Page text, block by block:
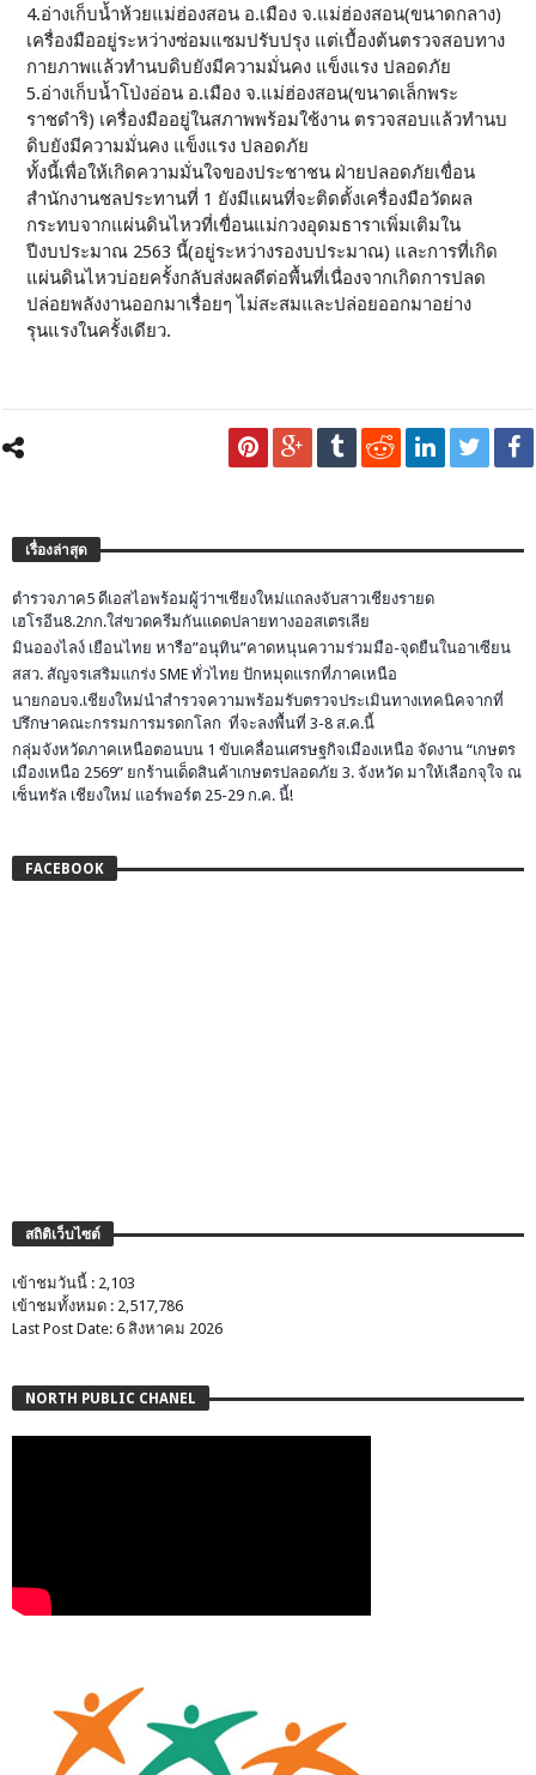
4.อ่างเก็บน้ำห้วยแม่ฮ่องสอน อ.เมือง จ.แม่ฮ่องสอน(ขนาดกลาง)
เครื่องมืออยู่ระหว่างซ่อมแซมปรับปรุง แต่เบื้องต้นตรวจสอบทาง
กายภาพแล้วทำนบดิบยังมีความมั่นคง แข็งแรง ปลอดภัย
5.อ่างเก็บน้ำโป่งอ่อน อ.เมือง จ.แม่ฮ่องสอน(ขนาดเล็กพระ
ราชดำริ) เครื่องมืออยู่ในสภาพพร้อมใช้งาน ตรวจสอบแล้วทำนบ
ดิบยังมีความมั่นคง แข็งแรง ปลอดภัย
ทั้งนี้เพื่อให้เกิดความมั่นใจของประชาชน ฝ่ายปลอดภัยเขื่อน
สำนักงานชลประทานที่ 1 ยังมีแผนที่จะติดตั้งเครื่องมือวัดผล
กระทบจากแผ่นดินไหวที่เขื่อนแม่กวงอุดมธาราเพิ่มเติมใน
ปีงบประมาณ 2563 นี้(อยู่ระหว่างรองบประมาณ) และการที่เกิด
แผ่นดินไหวบ่อยครั้งกลับส่งผลดีต่อพื้นที่เนื่องจากเกิดการปลด
ปล่อยพลังงานออกมาเรื่อยๆ ไม่สะสมและปล่อยออกมาอย่าง
รุนแรงในครั้งเดียว.
เรื่องล่าสุด
ตำรวจภาค5 ดีเอสไอพร้อมผู้ว่าฯเชียงใหม่แถลงจับสาวเชียงรายด
เฮโรอีน8.2กก.ใส่ขวดครีมกันแดดปลายทางออสเตรเลีย
มินอองไลง์ เยือนไทย หารือ”อนุทิน”คาดหนุนความร่วมมือ-จุดยืนในอาเซียน
สสว. สัญจรเสริมแกร่ง SME ทั่วไทย ปักหมุดแรกที่ภาคเหนือ
นายกอบจ.เชียงใหม่นำสำรวจความพร้อมรับตรวจประเมินทางเทคนิคจากที่
ปรึกษาคณะกรรมการมรดกโลก ที่จะลงพื้นที่ 3-8 ส.ค.นี้
กลุ่มจังหวัดภาคเหนือตอนบน 1 ขับเคลื่อนเศรษฐกิจเมืองเหนือ จัดงาน “เกษตร
เมืองเหนือ 2569” ยกร้านเด็ดสินค้าเกษตรปลอดภัย 3. จังหวัด มาให้เลือกจุใจ ณ
เซ็นทรัล เชียงใหม่ แอร์พอร์ต 25-29 ก.ค. นี้!
FACEBOOK
สถิติเว็บไซต์
เข้าชมวันนี้ : 2,103
เข้าชมทั้งหมด : 2,517,786
Last Post Date: 6 สิงหาคม 2026
NORTH PUBLIC CHANEL